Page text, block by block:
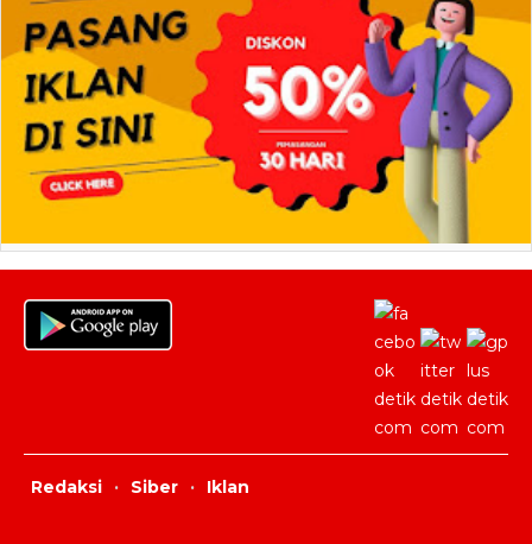
Redaksi · Siber · Iklan